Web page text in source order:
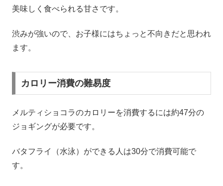
美味しく食べられる甘さです。
渋みが強いので、お子様にはちょっと不向きだと思われ
ます。
カロリー消費の難易度
メルティショコラのカロリーを消費するには約47分の
ジョギングが必要です。
バタフライ（水泳）ができる人は30分で消費可能で
す。